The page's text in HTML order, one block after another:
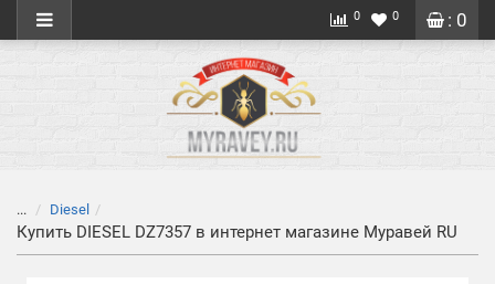
: 0
0 0
... Diesel
Купить DIESEL DZ7357 в интернет магазине Муравей RU